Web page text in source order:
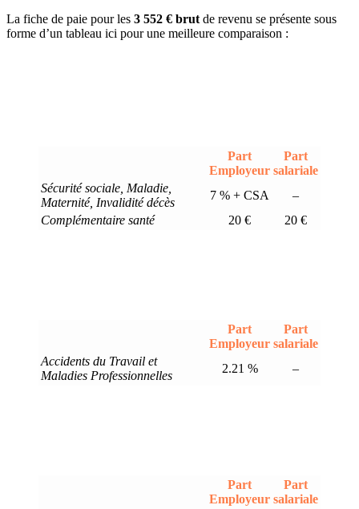
La fiche de paie pour les 3 552 € brut de revenu se présente sous
forme d’un tableau ici pour une meilleure comparaison :
Part
Employeur
Part
salariale
Sécurité sociale, Maladie,
Maternité, Invalidité décès
7 % + CSA
–
Complémentaire santé
20 € 20 €
Part
Employeur
Part
salariale
Accidents du Travail et
Maladies Professionnelles
2.21 % –
Part
Employeur
Part
salariale